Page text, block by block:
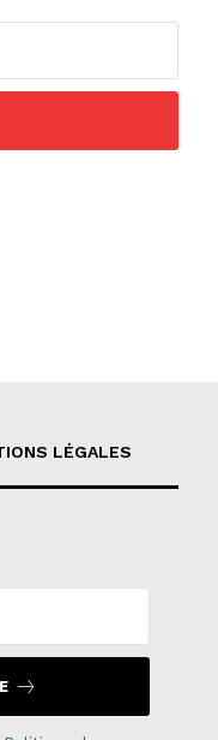
LÉGALES